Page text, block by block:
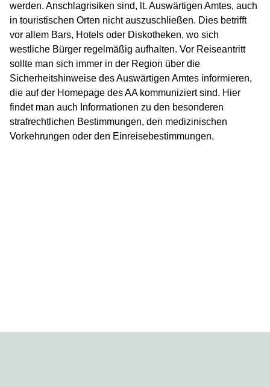
werden. Anschlagrisiken sind, lt. Auswärtigen Amtes, auch
in touristischen Orten nicht auszuschließen. Dies betrifft
vor allem Bars, Hotels oder Diskotheken, wo sich
westliche Bürger regelmäßig aufhalten. Vor Reiseantritt
sollte man sich immer in der Region über die
Sicherheitshinweise des Auswärtigen Amtes informieren,
die auf der Homepage des AA kommuniziert sind. Hier
findet man auch Informationen zu den besonderen
strafrechtlichen Bestimmungen, den medizinischen
Vorkehrungen oder den Einreisebestimmungen.